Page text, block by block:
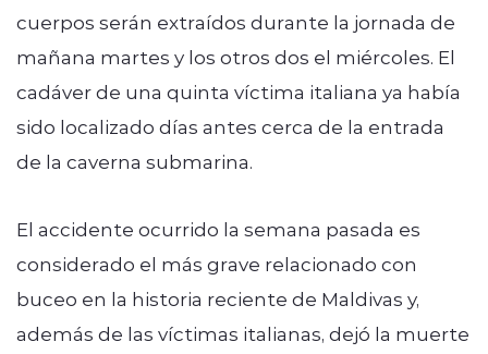
cuerpos serán extraídos durante la jornada de
mañana martes y los otros dos el miércoles. El
cadáver de una quinta víctima italiana ya había
sido localizado días antes cerca de la entrada
de la caverna submarina.
El accidente ocurrido la semana pasada es
considerado el más grave relacionado con
buceo en la historia reciente de Maldivas y,
además de las víctimas italianas, dejó la muerte